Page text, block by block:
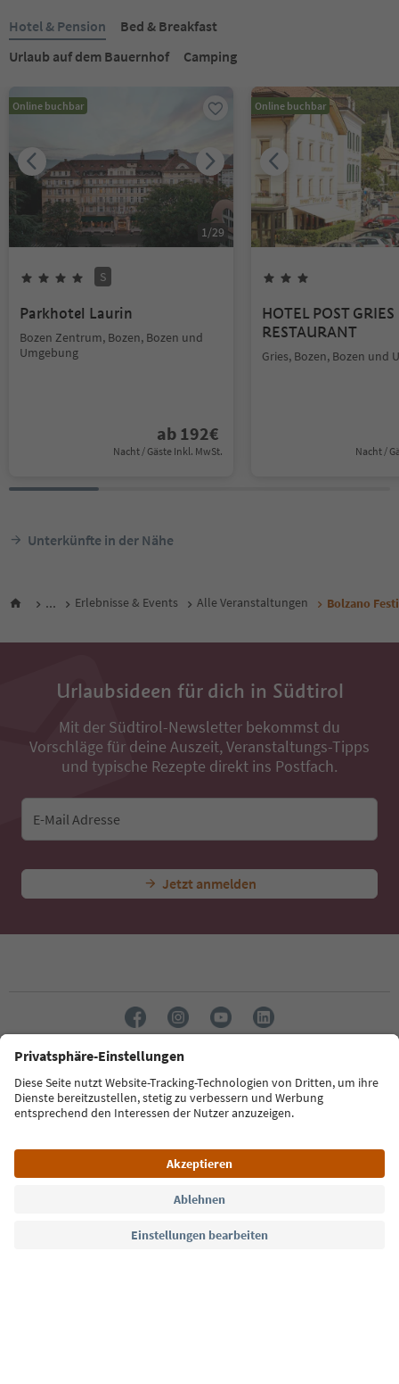
Hotel & Pension
Bed & Breakfast
Urlaub auf dem Bauernhof
Camping
Online buchbar
1/29
S
Parkhotel Laurin
Bozen Zentrum, Bozen, Bozen und
Umgebung
ab 192€
Nacht / Gäste Inkl. MwSt.
Online buchbar
HOTEL POST
RESTAURANT
Gries, Bozen, Bozen und
Nacht /
Unterkünfte in der Nähe
... Erlebnisse & Events Alle Veranstaltungen Bolzano
Urlaubsideen für dich in Südtirol
Mit der Südtirol-Newsletter bekommst du
Vorschläge für deine Auszeit, Veranstaltungs-Tipps
und typische Rezepte direkt ins Postfach.
E-Mail Adresse
Jetzt anmelden